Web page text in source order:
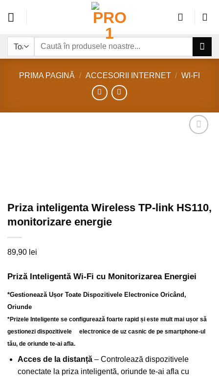
Caută
PRIMA PAGINĂ / ACCESORII INTERNET / WI-FI
Priza inteligenta Wireless TP-link HS110,
monitorizare energie
89,90 lei
Priză Inteligentă Wi-Fi cu Monitorizarea Energiei
*Gestionează Ușor Toate Dispozitivele Electronice Oricând,
Oriunde
*Prizele Inteligente se configurează foarte rapid și este mult mai ușor să
gestionezi dispozitivele electronice de uz casnic de pe smartphone-ul
tău, de oriunde te-ai afla.
Acces de la distanță – Controlează dispozitivele
conectate la priza inteligentă, oriunde te-ai afla cu